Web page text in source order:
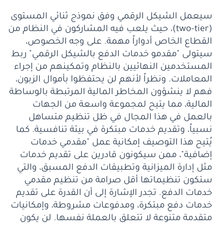
سيعمل الشيكل الرقمي وفق نموذج ثنائي المستوى
(two-tier)، حيث يلعب فيه المشاركون في النظام من
القطاع الخاص أدواراً مهمة. على وجه الخصوص،
سيتولى "مقدمو خدمات الدفع بالشيكل الرقمي" ربط
المستخدمين النهائيين بالنظام وتمكينهم من إجراء
المعاملات. ونظراً لأنهم لن يحتفظوا بأموال الزبون،
فهم لا ينشؤون المخاطر المالية المرتبطة بالوساطة
المالية، مما يتيح لمجموعة واسعة من الجهات
بالعمل في هذا المجال في ظل تنظيم متساهل
نسبياً، وتقديم خدمات مبتكرة في بيئة تنافسية. كما
يُتيح هذا التوصيف إمكانية عمل "مقدمي خدمات
إضافية"، ممن سيكونون قادرين على تقديم خدمات
مثل إدارة الميزانية وتطبيقات الدفع المسبق، والتي
ستكون تنظيماتها أقل صرامة من تنظيم مقدمي
خدمات الدفع. تجدر الإشارة إلى أن القدرة على تقديم
خدمات دفع مبتكرة، ومدفوعات مشروطة، وإمكانيات
متقدمة متنوعة لا تتعلق بالعملة نفسها. لن يكون